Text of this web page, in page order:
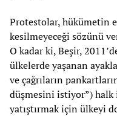
Protestolar, hükümetin
kesilmeyeceği sözünü
O kadar ki, Beşir,
ülkelerde yaşanan
ve çağrıların
düşmesini istiyor”)
yatıştırmak için ülkeyi